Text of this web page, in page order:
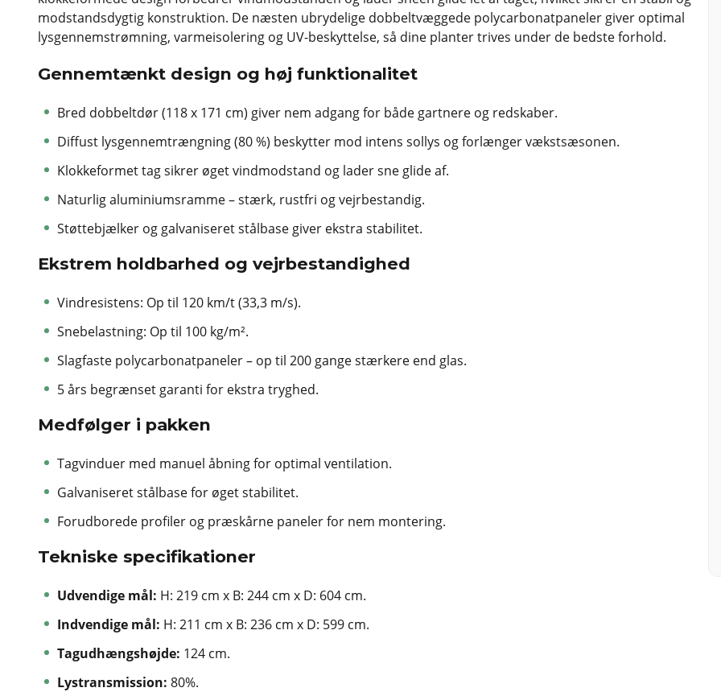
modstandsdygtig konstruktion. De næsten ubrydelige dobbeltvæggede polycarbonatpaneler giver optimal
lysgennemstrømning, varmeisolering og UV-beskyttelse, så dine planter trives under de bedste forhold.
Gennemtænkt design og høj funktionalitet
Bred dobbeltdør (118 x 171 cm) giver nem adgang for både gartnere og redskaber.
Diffust lysgennemtrængning (80 %) beskytter mod intens sollys og forlænger vækstsæsonen.
Klokkeformet tag sikrer øget vindmodstand og lader sne glide af.
Naturlig aluminiumsramme – stærk, rustfri og vejrbestandig.
Støttebjælker og galvaniseret stålbase giver ekstra stabilitet.
Ekstrem holdbarhed og vejrbestandighed
Vindresistens: Op til 120 km/t (33,3 m/s).
Snebelastning: Op til 100 kg/m².
Slagfaste polycarbonatpaneler – op til 200 gange stærkere end glas.
5 års begrænset garanti for ekstra tryghed.
Medfølger i pakken
Tagvinduer med manuel åbning for optimal ventilation.
Galvaniseret stålbase for øget stabilitet.
Forudborede profiler og præskårne paneler for nem montering.
Tekniske specifikationer
Udvendige mål: H: 219 cm x B: 244 cm x D: 604 cm.
Indvendige mål: H: 211 cm x B: 236 cm x D: 599 cm.
Tagudhængshøjde: 124 cm.
Lystransmission: 80%.